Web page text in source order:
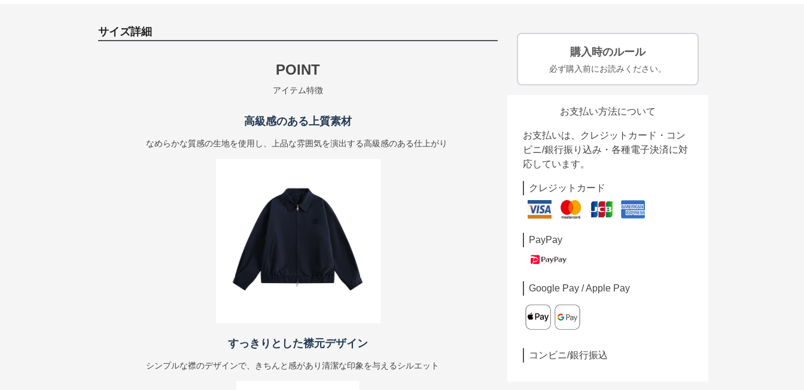
サイズ詳細
POINT
アイテム特徴
高級感のある上質素材
なめらかな質感の生地を使用し、上品な雰囲気を演出する高級感のある仕上がり
すっきりとした襟元デザイン
シンプルな襟のデザインで、きちんと感があり清潔な印象を与えるシルエット
購入時のルール
必ず購入前にお読みください。
お支払い方法について
お支払いは、クレジットカード・コン
ビニ/銀行振り込み・各種電子決済に対
応しています。
クレジットカード
PayPay
Google Pay / Apple Pay
コンビニ/銀行振込